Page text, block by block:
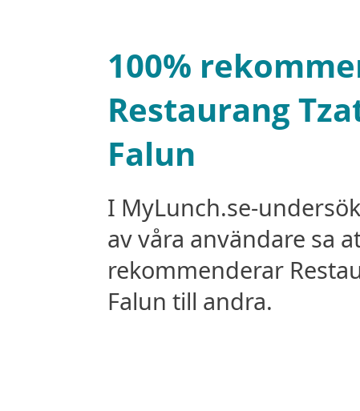
100%
Restaurang
Falun
I MyLunch.se-
av våra användare sa
rekommenderar
Falun till andra.